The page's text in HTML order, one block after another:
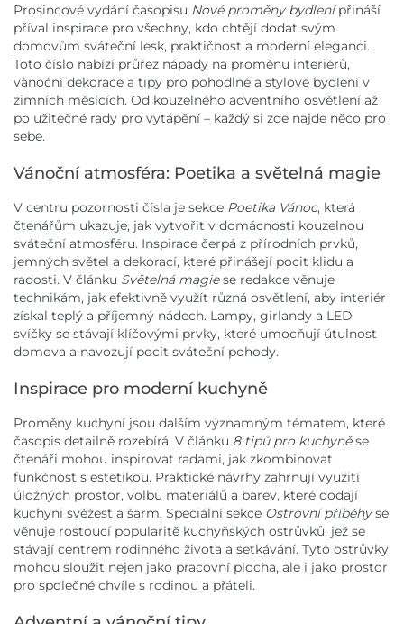
Obsah vydání
Prosincové vydání časopisu Nové proměny bydlenípřináší
příval inspirace pro všechny, kdo chtějí dodat svým
domovům sváteční lesk, praktičnost a moderní eleganci.
Toto číslo nabízí průřez nápady na proměnu interiérů,
vánoční dekorace a tipy pro pohodlné a stylové bydlení v
zimních měsících. Od kouzelného adventního osvětlení až
po užitečné rady pro vytápění – každý si zde najde něco pro
sebe.
Vánoční atmosféra: Poetika a světelná magie
V centru pozornosti čísla je sekce Poetika Vánoc, která
čtenářům ukazuje, jak vytvořit v domácnosti kouzelnou
sváteční atmosféru. Inspirace čerpá z přírodních prvků,
jemných světel a dekorací, které přinášejí pocit klidu a
radosti. V článku Světelná magiese redakce věnuje
technikám, jak efektivně využít různá osvětlení, aby interiér
získal teplý a příjemný nádech. Lampy, girlandy a LED
svíčky se stávají klíčovými prvky, které umocňují útulnost
domova a navozují pocit sváteční pohody.
Inspirace pro moderní kuchyně
Proměny kuchyní jsou dalším významným tématem, které
časopis detailně rozebírá. V článku 8 tipů pro kuchyněse
čtenáři mohou inspirovat radami, jak zkombinovat
funkčnost s estetikou. Praktické návrhy zahrnují využití
úložných prostor, volbu materiálů a barev, které dodají
kuchyni svěžest a šarm. Speciální sekce Ostrovní příběhyse
věnuje rostoucí popularitě kuchyňských ostrůvků, jež se
stávají centrem rodinného života a setkávání. Tyto ostrůvky
mohou sloužit nejen jako pracovní plocha, ale i jako prostor
pro společné chvíle s rodinou a přáteli.